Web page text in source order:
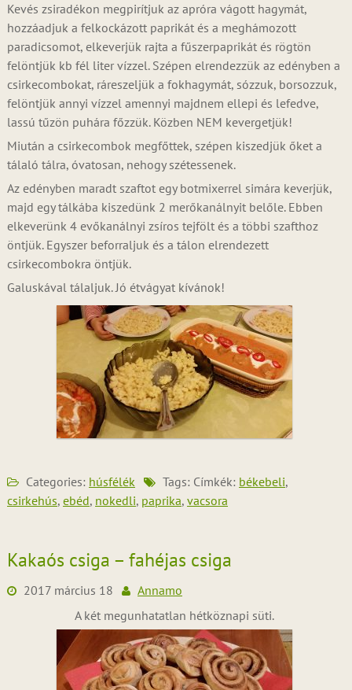
Kevés zsiradékon megpirítjuk az apróra vágott hagymát,
hozzáadjuk a felkockázott paprikát és a meghámozott
paradicsomot, elkeverjük rajta a fűszerpaprikát és rögtön
felöntjük kb fél liter vízzel. Szépen elrendezzük az edényben a
csirkecombokat, ráreszeljük a fokhagymát, sózzuk, borsozzuk,
felöntjük annyi vízzel amennyi majdnem ellepi és lefedve,
lassú tűzön puhára főzzük. Közben NEM kevergetjük!
Miután a csirkecombok megfőttek, szépen kiszedjük őket a
tálaló tálra, óvatosan, nehogy szétessenek.
Az edényben maradt szaftot egy botmixerrel simára keverjük,
majd egy tálkába kiszedünk 2 merőkanálnyit belőle. Ebben
elkeverünk 4 evőkanálnyi zsíros tejfölt és a többi szafthoz
öntjük. Egyszer beforraljuk és a tálon elrendezett
csirkecombokra öntjük.
Galuskával tálaljuk. Jó étvágyat kívánok!
Categories: húsfélék Tags: Címkék: békebeli,
csirkehús, ebéd, nokedli, paprika, vacsora
Kakaós csiga – fahéjas csiga
2017 március 18
Annamo
A két megunhatatlan hétköznapi süti.